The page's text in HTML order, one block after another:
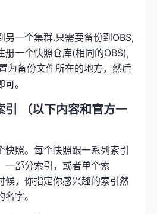
另一个集群.只需要备份到OBS,
册一个快照仓库(相同的OBS),
为备份文件所在的地方，然后
。
引 （以下内容和官方一
快照。每个快照跟一系列索引
一部分索引，或者单个索
候，你指定你感兴趣的索引然
字。